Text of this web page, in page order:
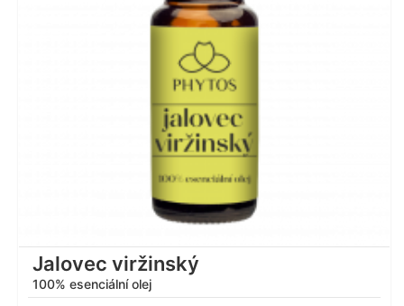
Jalovec viržinský
100% esenciální olej